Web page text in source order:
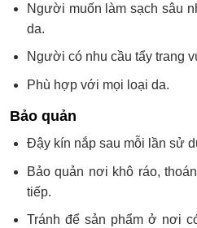
Người muốn làm sạch sâu
da.
Người có nhu cầu tẩy trang
Phù hợp với mọi loại da.
Bảo quản
Đậy kín nắp sau mỗi lần sử
Bảo quản nơi khô ráo,
tiếp.
Tránh để sản phẩm ở nơi